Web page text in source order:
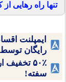
تنها راه رهایی
ایمپلنت
رایگان
۵۰٪
سفته!